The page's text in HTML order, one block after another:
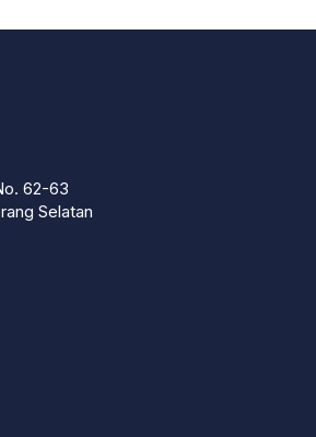
62-63
Selatan